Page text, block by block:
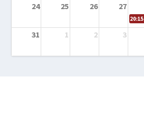
24 25 26 27
20:15
31 1 2 3